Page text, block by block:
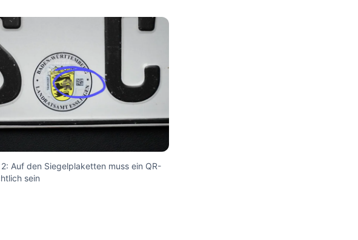
Auf den Siegelplaketten muss ein QR-
sein